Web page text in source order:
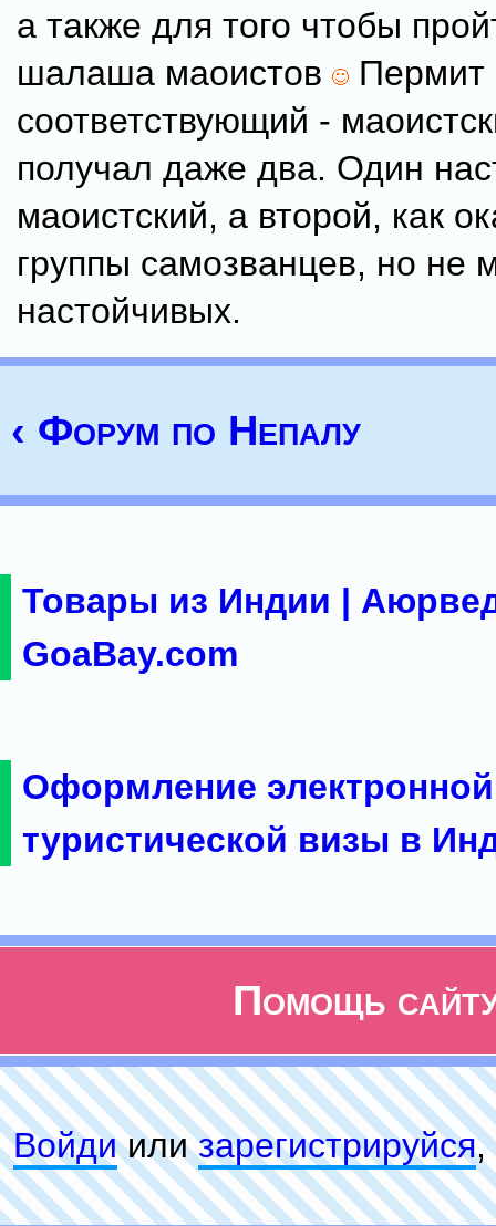
а также для того чтобы
шалаша маоистов
Пермит
соответствующий -
получал даже два. Один
маоистский, а второй, как
группы самозванцев, но не
настойчивых.
‹ Форум по Непалу
Товары из Индии |
GoaBay.com
Оформление электронной
туристической визы в
Помощь
Войдиилизарeгиcтpируйся,